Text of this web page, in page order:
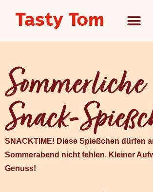
Sommerliche
Snack-
SNACKTIME! Diese Spießchen dürfen
Sommerabend nicht fehlen. Kleiner
Genuss!